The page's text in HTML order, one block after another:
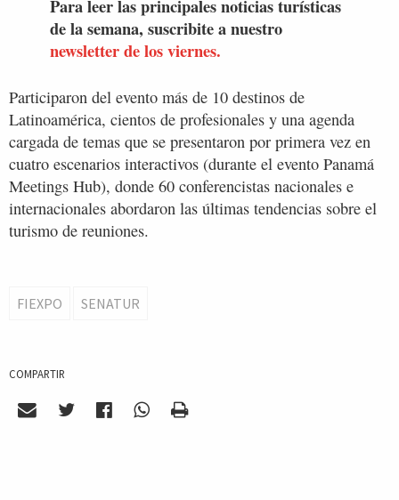
Para leer las principales noticias turísticas
de la semana, suscribite a nuestro
newsletter de los viernes.
Participaron del evento más de 10 destinos de
Latinoamérica, cientos de profesionales y una agenda
cargada de temas que se presentaron por primera vez en
cuatro escenarios interactivos (durante el evento Panamá
Meetings Hub), donde 60 conferencistas nacionales e
internacionales abordaron las últimas tendencias sobre el
turismo de reuniones.
FIEXPO SENATUR
COMPARTIR